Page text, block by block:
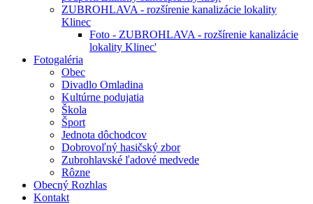
ZUBROHLAVA - rozšírenie kanalizácie lokality
Klinec
Foto - ZUBROHLAVA - rozšírenie kanalizácie
lokality Klinec'
Fotogaléria
Obec
Divadlo Omladina
Kultúrne podujatia
Škola
Šport
Jednota dôchodcov
Dobrovoľný hasičský zbor
Zubrohlavské ľadové medvede
Rôzne
Obecný Rozhlas
Kontakt